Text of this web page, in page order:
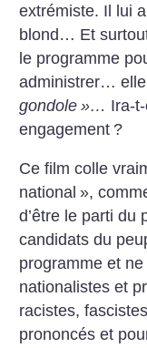
extrémiste. Il lui
blond… Et
le programme
administrer…
gondole »… Ira-
engagement ?
Ce film colle
national »,
d’être le parti du
candidats du
programme et
nationalistes et
racistes,
prononcés et